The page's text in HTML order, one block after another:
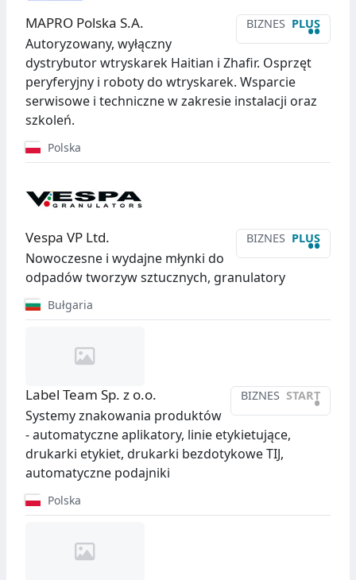
BIZNES PLUS
••
MAPRO Polska S.A.
Autoryzowany, wyłączny
dystrybutor wtryskarek Haitian i Zhafir. Osprzęt
peryferyjny i roboty do wtryskarek. Wsparcie
serwisowe i techniczne w zakresie instalacji oraz
szkoleń.
Polska
BIZNES PLUS
••
Vespa VP Ltd.
Nowoczesne i wydajne młynki do
odpadów tworzyw sztucznych, granulatory
Bułgaria
BIZNES START
•
Label Team Sp. z o.o.
Systemy znakowania produktów
- automatyczne aplikatory, linie etykietujące,
drukarki etykiet, drukarki bezdotykowe TIJ,
automatyczne podajniki
Polska